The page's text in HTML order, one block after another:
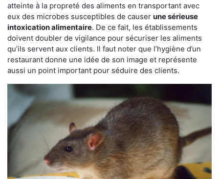
atteinte à la propreté des aliments en transportant avec
eux des microbes susceptibles de causer une sérieuse
intoxication alimentaire. De ce fait, les établissements
doivent doubler de vigilance pour sécuriser les aliments
qu’ils servent aux clients. Il faut noter que l’hygiène d’un
restaurant donne une idée de son image et représente
aussi un point important pour séduire des clients.